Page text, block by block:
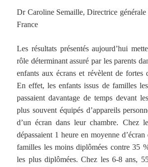
Dr Caroline Semaille, Directrice générale
France
Les résultats présentés aujourd’hui
rôle déterminant assuré par les parents
enfants aux écrans et révèlent de fortes
En effet, les enfants issus de familles
passaient davantage de temps devant
plus souvent équipés d’appareils
d’un écran dans leur chambre. Chez
dépassaient 1 heure en moyenne
familles les moins diplômées contre 35
les plus diplômées. Chez les 6-8 ans,